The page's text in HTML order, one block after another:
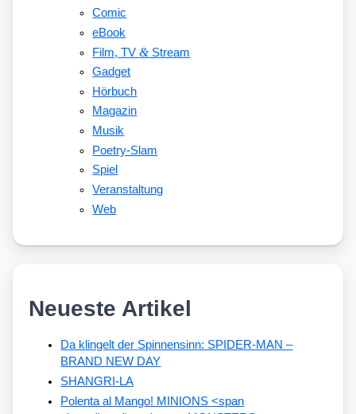
Comic
eBook
Film, TV&Stream
Gadget
Hörbuch
Magazin
Musik
Poetry-Slam
Spiel
Veranstaltung
Web
Neueste Artikel
Da klingelt der Spinnensinn: SPIDER-MAN –
BRAND NEW DAY
SHANGRI-LA
Polenta al Mango! MINIONS <span